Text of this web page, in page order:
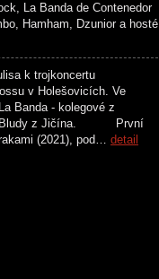
La Banda de Contenedor
Hamham, Dzunior a hosté
k trojkoncertu
v Holešovicích. Ve
Banda - kolegové z
Bludy z Jičína. První
(2021), pod… detail